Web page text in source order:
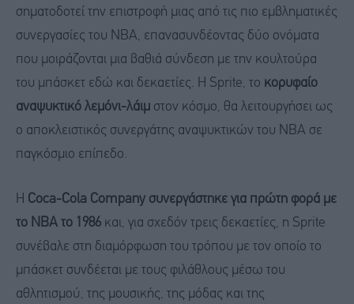
σηματοδοτεί την επιστροφή μιας από τις πιο εμβληματικές
συνεργασίες του NBA, επανασυνδέοντας δύο ονόματα
που μοιράζονται μια βαθιά σύνδεση με την κουλτούρα
του μπάσκετ εδώ και δεκαετίες. Η Sprite, το κορυφαίο
αναψυκτικό λεμόνι-λάιμ στον κόσμο, θα λειτουργήσει ως
ο αποκλειστικός συνεργάτης αναψυκτικών του NBA σε
παγκόσμιο επίπεδο.
Η Coca-Cola Company συνεργάστηκε για πρώτη φορά με
το NBA το 1986 και, για σχεδόν τρεις δεκαετίες, η Sprite
συνέβαλε στη διαμόρφωση του τρόπου με τον οποίο το
μπάσκετ συνδέεται με τους φιλάθλους μέσω του
αθλητισμού, της μουσικής, της μόδας και της